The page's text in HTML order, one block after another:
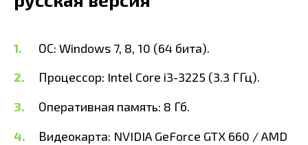
ОС: Windows 7, 8, 10 (64 бита).
Процессор: Intel Core i3-3225 (3.3 ГГц).
Оперативная память: 8 Гб.
Видеокарта: NVIDIA GeForce GTX 660 / AMD